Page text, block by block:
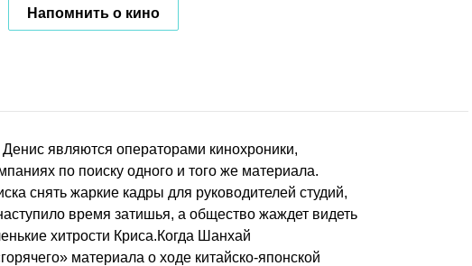
Напомнить о кино
являются операторами кинохроники,
по поиску одного и того же материала.
снять жаркие кадры для руководителей студий,
время затишья, а общество жаждет видеть
хитрости Криса.Когда Шанхай
материала о ходе китайско-японской